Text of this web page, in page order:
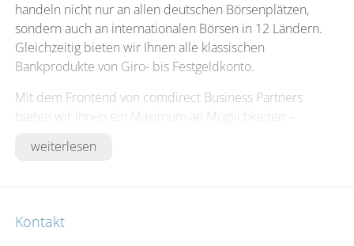
handeln nicht nur an allen deutschen Börsenplätzen,
sondern auch an internationalen Börsen in 12 Ländern.
Gleichzeitig bieten wir Ihnen alle klassischen
Bankprodukte von Giro- bis Festgeldkonto.
Mit dem Frontend von comdirect Business Partners
bieten wir Ihnen ein Maximum an Möglichkeiten –
Sicherheitsstandards: Eine digitale
Pflichten. Individuell konfigurierte Reportsets oder der
weiterlesen
Kontakt